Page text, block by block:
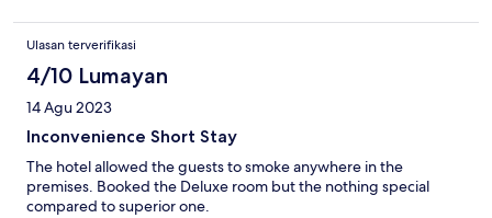
Ulasan terverifikasi
4/10 Lumayan
14 Agu 2023
Inconvenience Short Stay
The hotel allowed the guests to smoke anywhere in the
premises. Booked the Deluxe room but the nothing special
compared to superior one.